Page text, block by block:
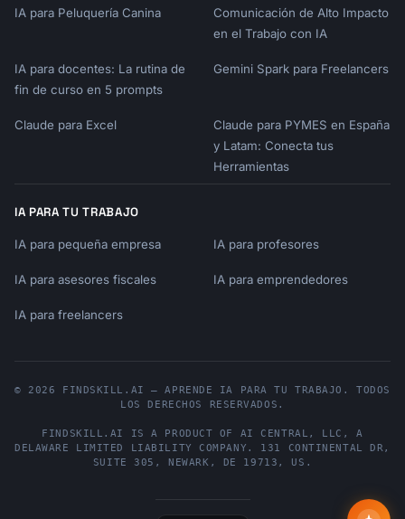
IA para Peluquería Canina
Comunicación de Alto Impacto
en el Trabajo con IA
IA para docentes: La rutina de
fin de curso en 5 prompts
Gemini Spark para Freelancers
Claude para Excel
Claude para PYMES en España
y Latam: Conecta tus
Herramientas
IA PARA TU TRABAJO
IA para pequeña empresa IA para profesores
IA para asesores fiscales IA para emprendedores
IA para freelancers
© 2026 FINDSKILL.AI — APRENDE IA PARA TU TRABAJO. TODOS
LOS DERECHOS RESERVADOS.
FINDSKILL.AI IS A PRODUCT OF AI CENTRAL, LLC , A
DELAWARE LIMITED LIABILITY COMPANY. 131 CONTINENTAL DR,
SUITE 305 , NEWARK , DE 19713 , US .